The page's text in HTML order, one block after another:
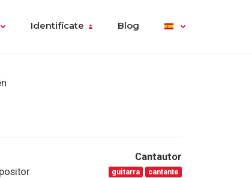
Identifícate Blog
Cantautor
guitarra cantante